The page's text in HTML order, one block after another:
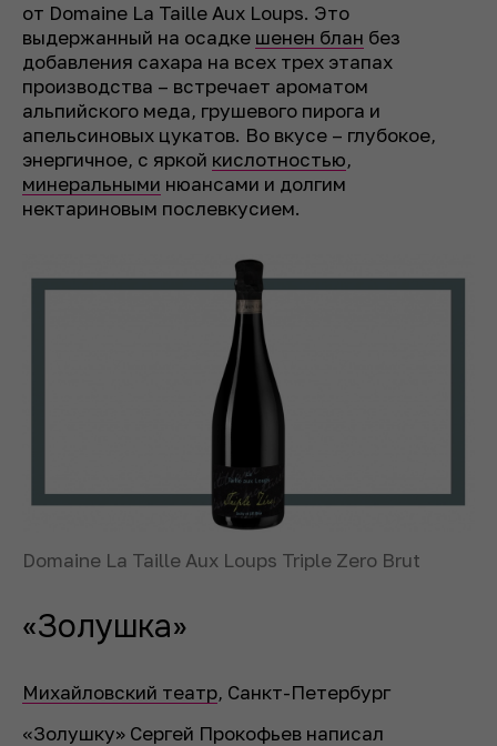
от Domaine La Taille Aux Loups. Это
выдержанный на осадке шенен блан без
добавления сахара на всех трех этапах
производства – встречает ароматом
альпийского меда, грушевого пирога и
апельсиновых цукатов. Во вкусе – глубокое,
энергичное, с яркой кислотностью,
минеральными нюансами и долгим
нектариновым послевкусием.
Domaine La Taille Aux Loups Triple Zero Brut
«Золушка»
Михайловский театр, Санкт-Петербург
«Золушку» Сергей Прокофьев написал